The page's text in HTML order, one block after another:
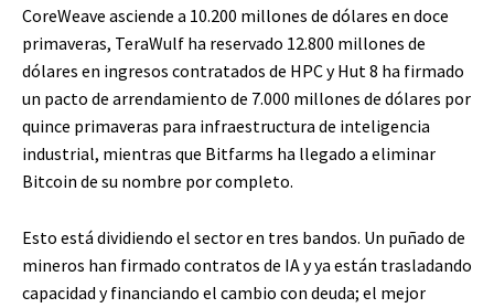
CoreWeave asciende a 10.200 millones de dólares en doce
primaveras, TeraWulf ha reservado 12.800 millones de
dólares en ingresos contratados de HPC y Hut 8 ha firmado
un pacto de arrendamiento de 7.000 millones de dólares por
quince primaveras para infraestructura de inteligencia
industrial, mientras que Bitfarms ha llegado a eliminar
Bitcoin de su nombre por completo.
Esto está dividiendo el sector en tres bandos. Un puñado de
mineros han firmado contratos de IA y ya están trasladando
capacidad y financiando el cambio con deuda; el mejor